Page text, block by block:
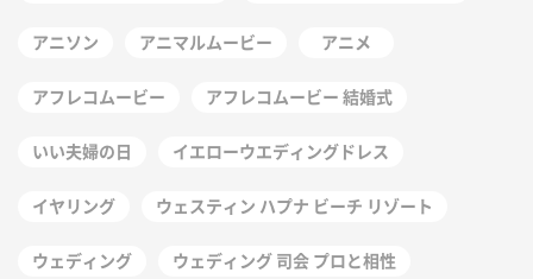
アニソン アニマルムービー アニメ
アフレコムービー アフレコムービー 結婚式
いい夫婦の日 イエローウエディングドレス
イヤリング ウェスティン ハプナ ビーチ リゾート
ウェディング ウェディング 司会 プロと相性